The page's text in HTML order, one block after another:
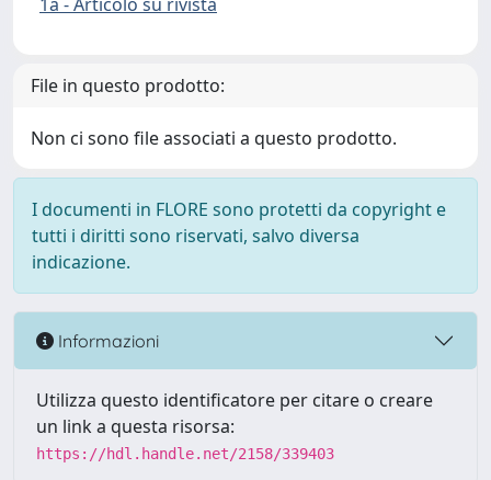
File in questo prodotto:
Non ci sono file associati a questo prodotto.
I documenti in FLORE sono protetti da copyright e
tutti i diritti sono riservati, salvo diversa
indicazione.
Informazioni
Utilizza questo identificatore per citare o creare
un link a questa risorsa:
https://hdl.handle.net/2158/339403